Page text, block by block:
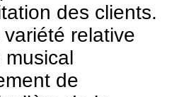
des clients.
relative
musical
de